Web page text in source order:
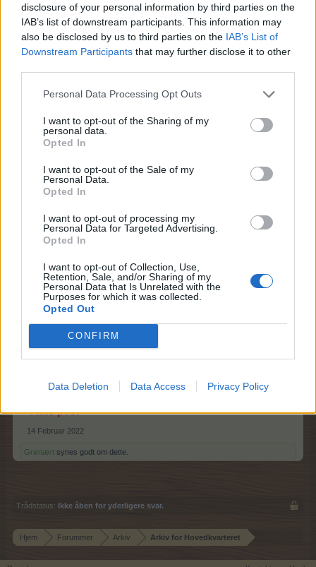
disclosure of your personal information by third parties on the
IAB’s list of downstream participants. This information may
also be disclosed by us to third parties on the IAB’s List of
Downstream Participants that may further disclose it to other
Personal Data Processing Opt Outs
I want to opt-out of the Sharing of my
personal data.
Opted In
I want to opt-out of the Sale of my
Personal Data.
Opted In
I want to opt-out of processing my
Personal Data for Targeted Advertising.
Opted In
I want to opt-out of Collection, Use,
Retention, Sale, and/or Sharing of my
Personal Data that Is Unrelated with the
Purposes for which it was collected.
Opted Out
CONFIRM
Data Deletion Data Access Privacy Policy
Forum.„Til spillet“
Trådstatus: Ikke åben for yderligere svar.
Team Farmerama DA & NO
Kære farmere
en dag fuld af romantik og kærlighed.
fyldt med al den kærlighed og lykke I fortjener.
Ved brug af koden
bookes 5 x partybillet og 50 x supergøding til kontoen.
Koden er gyldig fra nu til imorgen 15/2 kl. 23.59
kan bruges én gang pr. brugerkonto
Håber jeres dag er fyldt med sjov og munden er fyldt
med chokolade!
Dit Farmerama-team
-Auto post-
14 Februar 2022
Grønært synes godt om dette.
Trådstatus: Ikke åben for yderligere svar.
Hjem Forummer Arkiv Arkiv for Hovedkvarteret